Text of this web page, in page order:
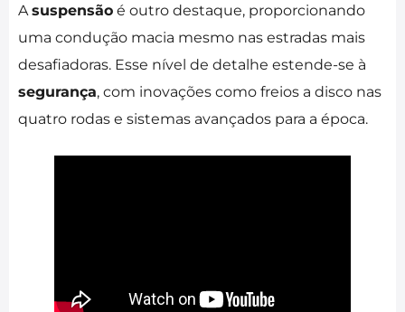
A suspensão é outro destaque, proporcionando
uma condução macia mesmo nas estradas mais
desafiadoras. Esse nível de detalhe estende-se à
segurança, com inovações como freios a disco nas
quatro rodas e sistemas avançados para a época.